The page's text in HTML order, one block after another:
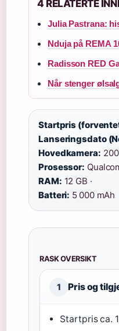
4 RELATERTE
Julia Pastrana:
Nduja på REMA
Radisson RED
Når stenger
Startpris
Lanseringsdato
Hovedkamera:
Prosessor:
RAM: 12 GB ·
Batteri: 5 000 mAh
RASK OVERSIKT
1 Pris og
Startpris ca.